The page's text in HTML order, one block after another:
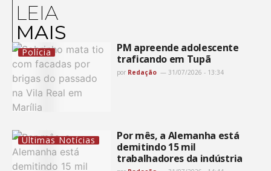
LEIA
MAIS
Polícia
PM apreende adolescente
traficando em Tupã
por Redação 31/07/2026 - 13:34
Últimas Notícias
Por mês, a Alemanha está
demitindo 15 mil
trabalhadores da indústria